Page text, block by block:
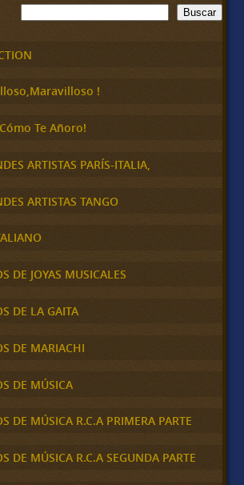
B
u
c
a
Buscar
!
Te Añoro!
ARTISTAS PARÍS-ITALIA,
ARTISTAS TANGO
DE JOYAS MUSICALES
DE LA GAITA
DE MARIACHI
DE MÚSICA
DE MÚSICA R.C.A PRIMERA PARTE
DE MÚSICA R.C.A SEGUNDA PARTE